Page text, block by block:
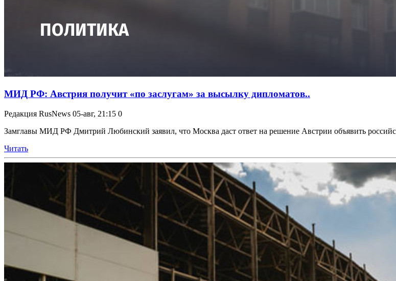
МИД РФ: Австрия получит «по заслугам» за высылку дипломатов..
Редакция RusNews 05-авг, 21:15 0
Замглавы МИД РФ Дмитрий Любинский заявил, что Москва даст ответ на решение Австрии объявить
Читать